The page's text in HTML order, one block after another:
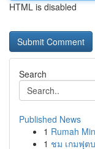
HTML is disabled
Search
Published News
1 Rumah
1 ชม เกมฟุต